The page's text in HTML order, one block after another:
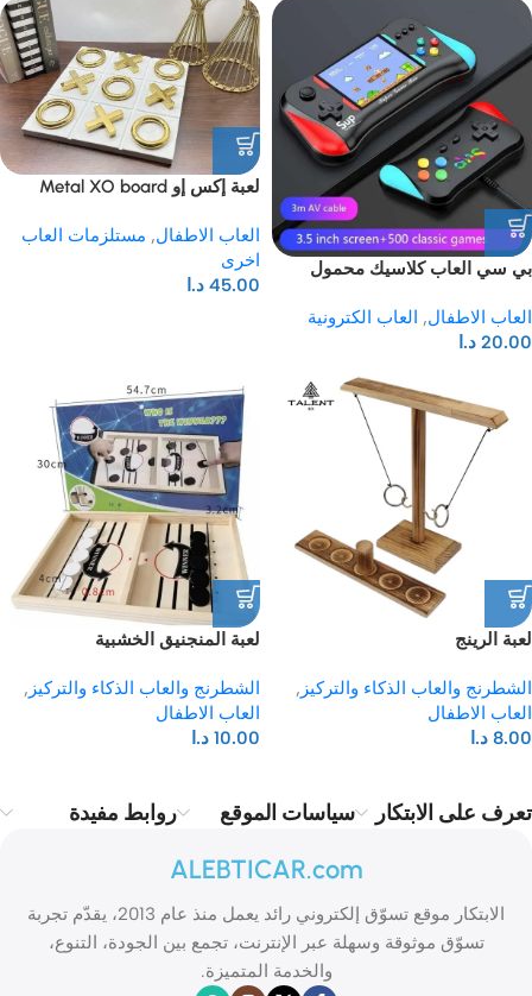
بي سي العاب كلاسيك محمول
العاب الاطفال, العاب الكترونية
20.00 د.ا
لعبة إكس إو Metal XO board
العاب الاطفال, مستلزمات العاب
اخرى
45.00 د.ا
لعبة الرينج
الشطرنج والعاب الذكاء والتركيز ,
العاب الاطفال
8.00 د.ا
لعبة المنجنيق الخشبية
الشطرنج والعاب الذكاء والتركيز ,
العاب الاطفال
10.00 د.ا
تعرف على الابتكار سياسات الموقع روابط مفيدة
ALEBTICAR.com
الابتكار موقع تسوّق إلكتروني رائد يعمل منذ عام 2013، يقدّم تجربة
تسوّق موثوقة وسهلة عبر الإنترنت، تجمع بين الجودة، التنوع،
والخدمة المتميزة.